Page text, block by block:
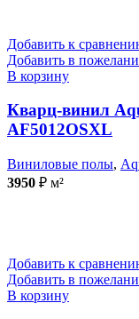
Добавить к
Добавить в
В корзину
Кварц-винил
AF5012OSXL
Виниловые полы,
3950 ₽ м²
Добавить к
Добавить в
В корзину